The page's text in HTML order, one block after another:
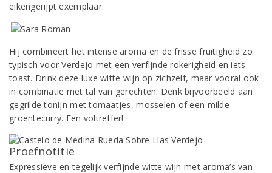
eikengerijpt exemplaar.
Hij combineert het intense aroma en de frisse fruitigheid zo
typisch voor Verdejo met een verfijnde rokerigheid en iets
toast. Drink deze luxe witte wijn op zichzelf, maar vooral ook
in combinatie met tal van gerechten. Denk bijvoorbeeld aan
gegrilde tonijn met tomaatjes, mosselen of een milde
groentecurry. Een voltreffer!
Proefnotitie
Expressieve en tegelijk verfijnde witte wijn met aroma’s van